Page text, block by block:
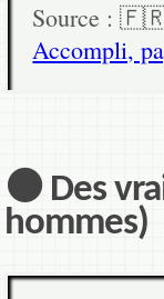
Source :
Accompli,
⚫ Des
hommes)